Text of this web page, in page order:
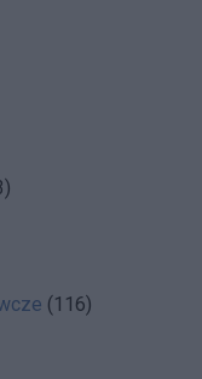
(116)